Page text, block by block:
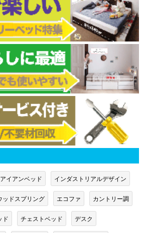
アイアンベッド インダストリアルデザイン
ッドスプリング エコファ カントリー調
ド チェストベッド デスク